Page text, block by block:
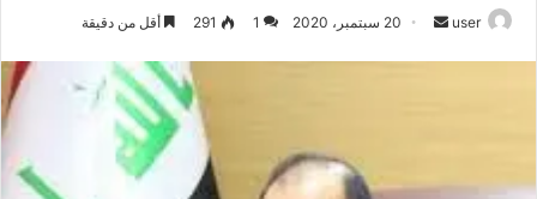
user
أرسل 20 سبتمبر، 2020 1
291 أقل من دقيقة